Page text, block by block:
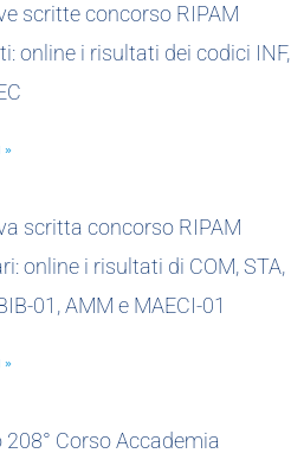
scritte concorso RIPAM
online i risultati dei codici INF,
»
scritta concorso RIPAM
online i risultati di COM, STA,
01, AMM e MAECI-01
»
Corso Accademia